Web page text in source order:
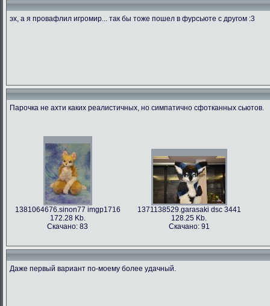
эх, а я провафлил игромир... так бы тоже пошел в фурсьюте с другом :3
Парочка не ахти каких реалистичных, но симпатично сфотканных сьютов.
1381064676.sinon77 imgp1716
172.28 Kb.
Скачано: 83
1371138529.garasaki dsc 3441
128.25 Kb.
Скачано: 91
Даже первый вариант по-моему более удачный.